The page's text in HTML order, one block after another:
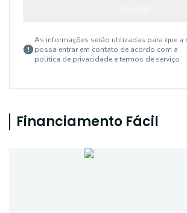
As informações serão utilizadas para que a
possa entrar em contato de acordo com a
política de privacidade e termos de serviço
Financiamento Fácil